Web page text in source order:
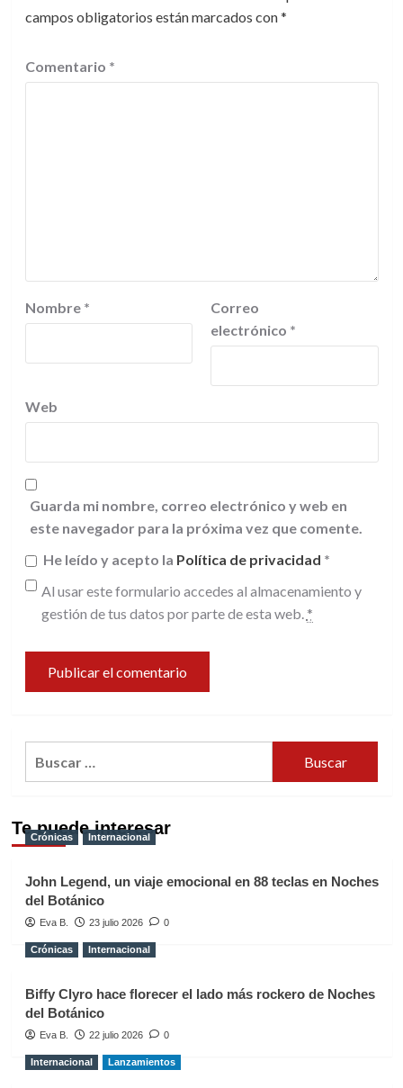
campos obligatorios están marcados con*
Comentario *
Nombre *
Correo
electrónico *
Web
Guarda mi nombre, correo electrónico y web en
este navegador para la próxima vez que comente.
He leído y acepto la Política de privacidad *
Al usar este formulario accedes al almacenamiento y
gestión de tus datos por parte de esta web. *
Te puede interesar
Crónicas Internacional
John Legend, un viaje emocional en 88 teclas en Noches
del Botánico
Eva B. 23 julio 2026 0
Crónicas Internacional
Biffy Clyro hace florecer el lado más rockero de Noches
del Botánico
Eva B. 22 julio 2026 0
Internacional Lanzamientos